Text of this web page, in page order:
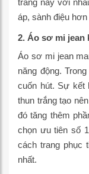
trang này với
áp, sành điệu
2. Áo sơ mi jean
Áo sơ mi jean
năng động.
cuốn hút. Sự kết
thun trắng tạo
đó tăng thêm
chọn ưu tiên số
cách trang phục
nhất.